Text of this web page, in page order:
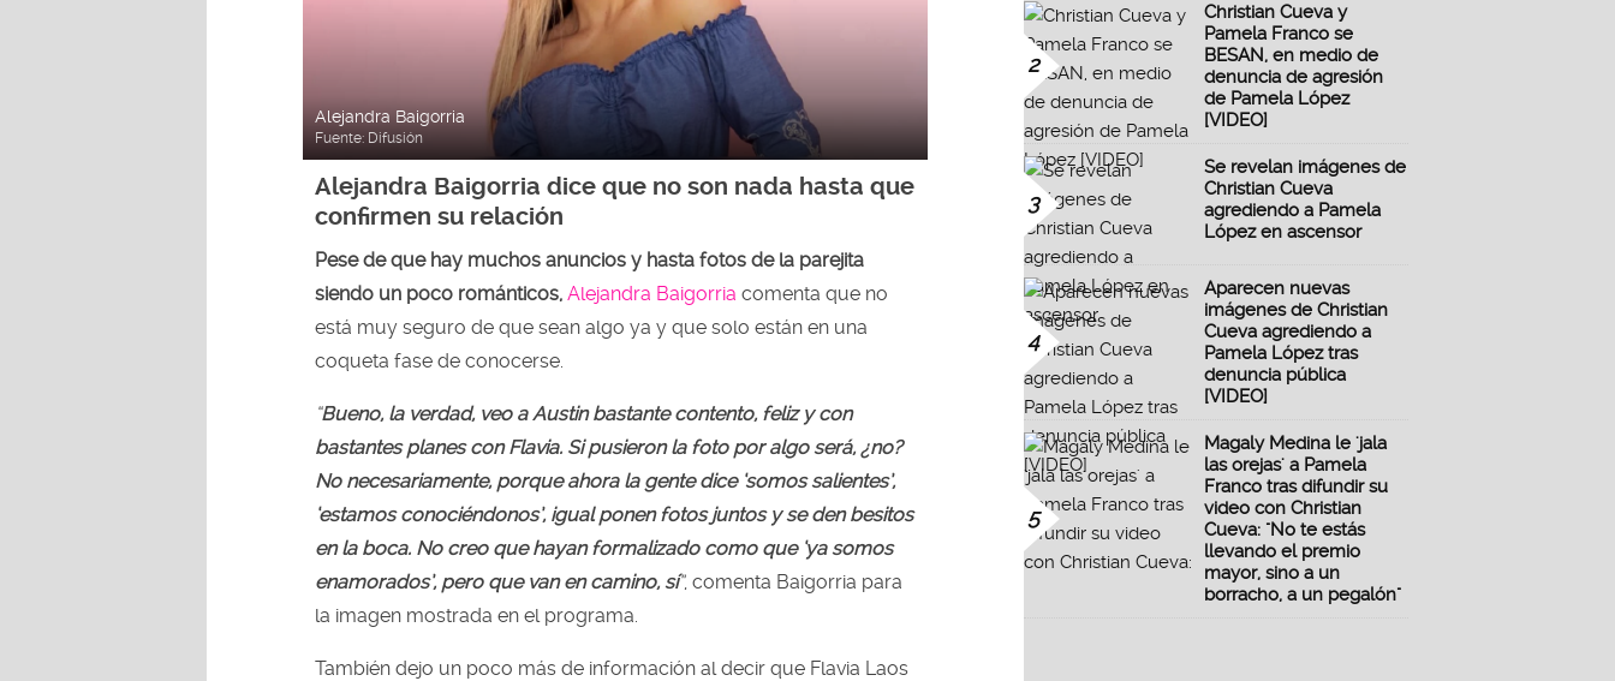
Alejandra Baigorria
Fuente: Difusión
Alejandra Baigorria dice que no son nada hasta que
confirmen su relación
Pese de que hay muchos anuncios y hasta fotos de la parejita
siendo un poco románticos, Alejandra Baigorria comenta que no
está muy seguro de que sean algo ya y que solo están en una
coqueta fase de conocerse.
“Bueno, la verdad, veo a Austin bastante contento, feliz y con
bastantes planes con Flavia. Si pusieron la foto por algo será, ¿no?
No necesariamente, porque ahora la gente dice ‘somos salientes’,
‘estamos conociéndonos’, igual ponen fotos juntos y se den besitos
en la boca. No creo que hayan formalizado como que ‘ya somos
enamorados’, pero que van en camino, sí”, comenta Baigorria para
la imagen mostrada en el programa.
También dejo un poco más de información al decir que Flavia Laos
2
Christian Cueva y
Pamela Franco se
BESAN, en medio de
denuncia de agresión
de Pamela López
[VIDEO]
3
Se revelan imágenes de
Christian Cueva
agrediendo a Pamela
López en ascensor
4
Aparecen nuevas
imágenes de Christian
Cueva agrediendo a
Pamela López tras
denuncia pública
[VIDEO]
5
Magaly Medina le 'jala
las orejas' a Pamela
Franco tras difundir su
video con Christian
Cueva: "No te estás
llevando el premio
mayor, sino a un
borracho, a un pegalón"